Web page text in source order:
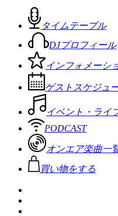
タイムテーブル
DJプロフィール
インフォメーシ
ゲストスケジュ
イベント・ライ
PODCAST
オンエア楽曲一
買い物をする